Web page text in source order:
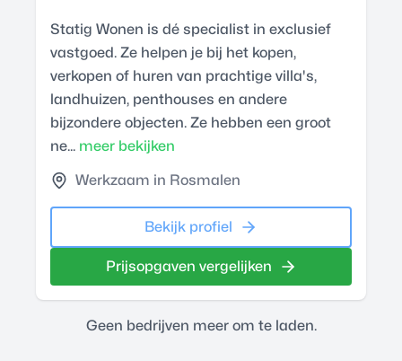
Statig Wonen is dé specialist in exclusief
vastgoed. Ze helpen je bij het kopen,
verkopen of huren van prachtige villa's,
landhuizen, penthouses en andere
bijzondere objecten. Ze hebben een groot
ne... meer bekijken
Werkzaam in Rosmalen
Bekijk profiel
Prijsopgaven vergelijken
Geen bedrijven meer om te laden.